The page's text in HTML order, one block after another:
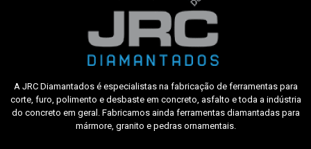
A JRC Diamantados é especialistas na fabricação de ferramentas para
corte, furo, polimento e desbaste em concreto, asfalto e toda a indústria
do concreto em geral. Fabricamos ainda ferramentas diamantadas para
mármore, granito e pedras ornamentais.